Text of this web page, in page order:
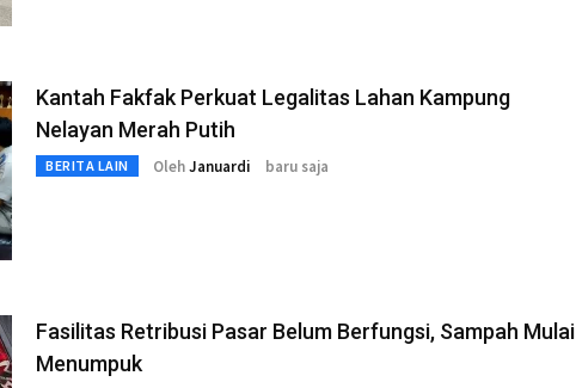
Kantah Fakfak Perkuat Legalitas Lahan Kampung
Nelayan Merah Putih
BERITA LAIN OlehJanuardi baru saja
Fasilitas Retribusi Pasar Belum Berfungsi, Sampah Mulai
Menumpuk